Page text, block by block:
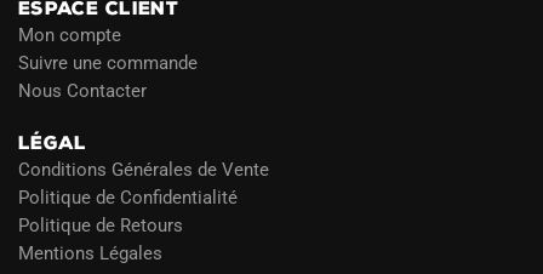
ESPACE CLIENT
Mon compte
Suivre une commande
Nous Contacter
LÉGAL
Conditions Générales de Vente
Politique de Confidentialité
Politique de Retours
Mentions Légales